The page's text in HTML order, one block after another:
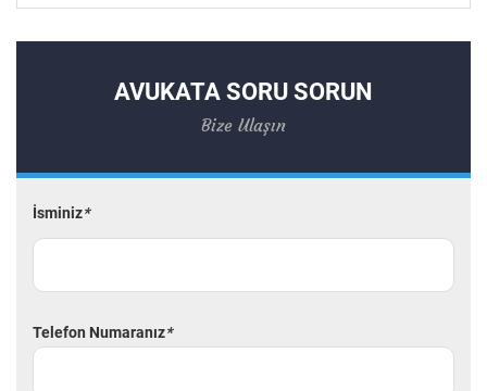
AVUKATA SORU SORUN
Bize Ulaşın
İsminiz*
Telefon Numaranız*